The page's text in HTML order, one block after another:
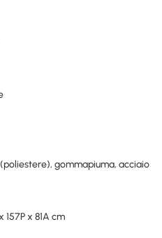
gommapiuma, acciaio
x 81A cm